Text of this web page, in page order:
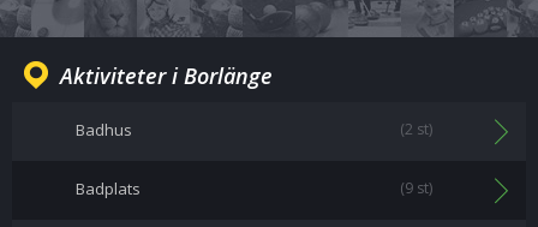
Aktiviteter i Borlänge
Badhus (2 st)
Badplats (9 st)